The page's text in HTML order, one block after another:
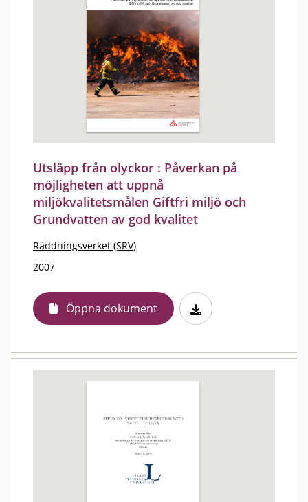
Utsläpp från olyckor : Påverkan på
möjligheten att uppnå
miljökvalitetsmålen Giftfri miljö och
Grundvatten av god kvalitet
Räddningsverket (SRV)
2007
Öppna dokument